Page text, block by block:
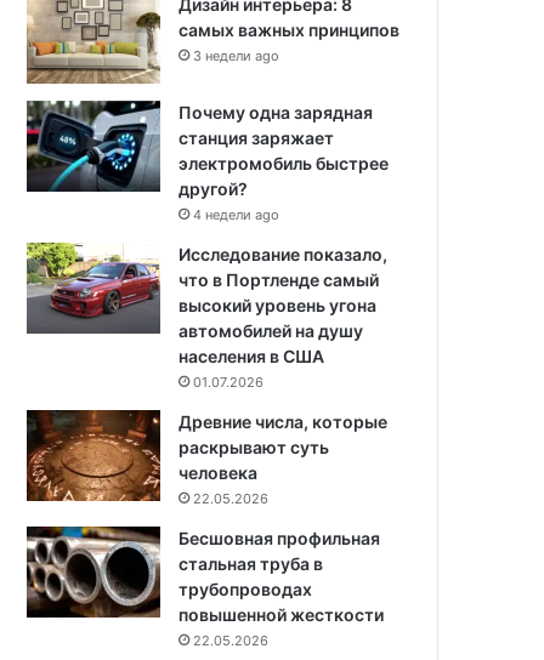
Дизайн интерьера: 8
самых важных принципов
3 недели ago
Почему одна зарядная
станция заряжает
электромобиль быстрее
другой?
4 недели ago
Исследование показало,
что в Портленде самый
высокий уровень угона
автомобилей на душу
населения в США
01.07.2026
Древние числа, которые
раскрывают суть
человека
22.05.2026
Бесшовная профильная
стальная труба в
трубопроводах
повышенной жесткости
22.05.2026